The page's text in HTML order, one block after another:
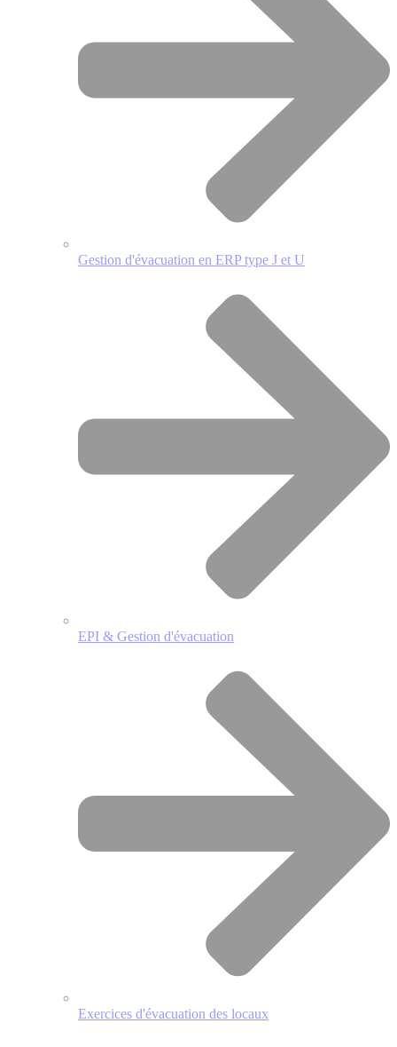
Gestion d'évacuation en ERP type J et U
EPI & Gestion d'évacuation
Exercices d'évacuation des locaux